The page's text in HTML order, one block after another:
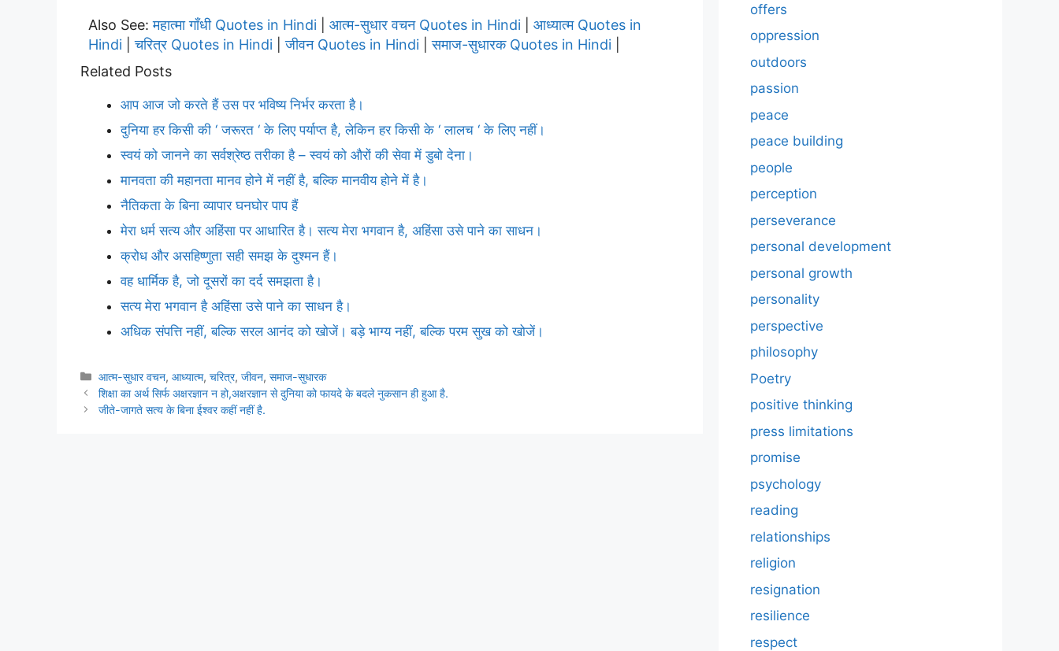
Also See:महात्मा गाँधी Quotes in Hindi आत्म-सुधार वचन Quotes in Hindi
आध्यात्म Quotes in
Hindi |चरित्र Quotes in Hindi |जीवन Quotes in Hindi |समाज-सुधारक Quotes in Hindi
Related Posts
आप आज जो करते हैं उस पर भविष्य निर्भर करता है।
दुनिया हर किसी की ‘ जरूरत ‘ के लिए पर्याप्त है, लेकिन हर किसी के ‘ लालच ‘ के लिए नहीं।
स्वयं को जानने का सर्वश्रेष्ठ तरीका है – स्वयं को औरों की सेवा में डुबो देना।
मानवता की महानता मानव होने में नहीं है, बल्कि मानवीय होने में है।
नैतिकता के बिना व्यापार घनघोर पाप हैं
मेरा धर्म सत्य और अहिंसा पर आधारित है। सत्य मेरा भगवान है, अहिंसा उसे पाने का साधन।
क्रोध और असहिष्णुता सही समझ के दुश्मन हैं।
वह धार्मिक है, जो दूसरों का दर्द समझता है।
सत्य मेरा भगवान है अहिंसा उसे पाने का साधन है।
अधिक संपत्ति नहीं, बल्कि सरल आनंद को खोजें। बड़े भाग्य नहीं, बल्कि परम सुख को खोजें।
Categories
आत्म-सुधार वचन,आध्यात्म,चरित्र,जीवन,समाज-सुधारक
शिक्षा का अर्थ सिर्फ अक्षरज्ञान न हो,अक्षरज्ञान से दुनिया को फायदे के बदले नुकसान ही हुआ है.
जीते-जागते सत्य के बिना ईश्वर कहीं नहीं है.
offers
oppression
outdoors
passion
peace
peace building
people
perception
perseverance
personal development
personal growth
personality
perspective
philosophy
Poetry
positive thinking
press limitations
promise
psychology
reading
relationships
religion
resignation
resilience
respect